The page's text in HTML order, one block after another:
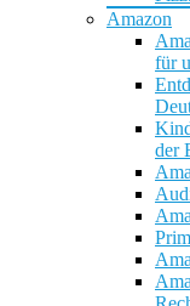
Amazon
für
der